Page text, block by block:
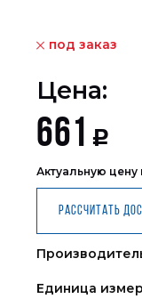
под заказ
Цена:
661 Р
Актуальную
Рассчитать
Единица